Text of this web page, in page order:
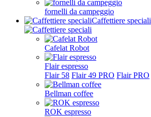
fornelli da campeggio
Caffettiere speciali
Cafelat Robot
Flair espresso
Flair 58 Flair 49 PRO Flair PRO
Bellman coffee
ROK espresso